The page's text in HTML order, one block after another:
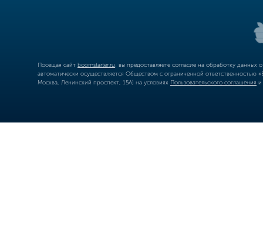
Посещая сайт boomstarter.ru , вы предоставляете согласие на обработку
автоматически осуществляется Обществом с ограниченной
Москва, Ленинский проспект, 15А) на условиях Пользовательского соглашения и